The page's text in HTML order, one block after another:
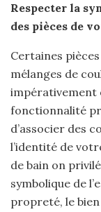
Respecter la
des pièces de
Certaines
mélanges de
impérativement
fonctionnalité
d’associer des
l’identité de
de bain on
symbolique de
propreté, le